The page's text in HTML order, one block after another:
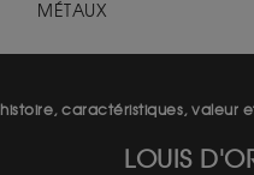
MÉTAUX
histoire, caractéristiques, valeur
LOUIS